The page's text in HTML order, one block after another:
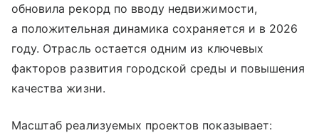
обновила рекорд по вводу недвижимости,
а положительная динамика сохраняется и в 2026
году. Отрасль остается одним из ключевых
факторов развития городской среды и повышения
качества жизни.
Масштаб реализуемых проектов показывает: